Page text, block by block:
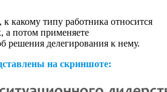
какому типу работника относится
а потом применяете
решения делегирования к нему.
на скриншоте: